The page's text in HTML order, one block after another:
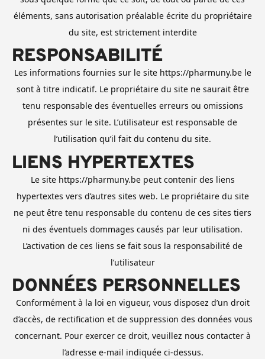
éléments, sans autorisation préalable écrite du propriétaire
du site, est strictement interdite
RESPONSABILITÉ
Les informations fournies sur le site https://pharmuny.be le
sont à titre indicatif. Le propriétaire du site ne saurait être
tenu responsable des éventuelles erreurs ou omissions
présentes sur le site. L’utilisateur est responsable de
l’utilisation qu’il fait du contenu du site.
LIENS HYPERTEXTES
Le site https://pharmuny.be peut contenir des liens
hypertextes vers d’autres sites web. Le propriétaire du site
ne peut être tenu responsable du contenu de ces sites tiers
ni des éventuels dommages causés par leur utilisation.
L’activation de ces liens se fait sous la responsabilité de
l’utilisateur
DONNÉES PERSONNELLES
Conformément à la loi en vigueur, vous disposez d’un droit
d’accès, de rectification et de suppression des données vous
concernant. Pour exercer ce droit, veuillez nous contacter à
l’adresse e-mail indiquée ci-dessus.